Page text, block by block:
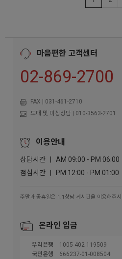
마음편한 고객센터
02-869-2700
FAX | 031-461-2710
도매 및 미싱상담 | 010-3563-2701
이용안내
상담시간 | AM 09:00 - PM 06:00
점심시간 | PM 12:00 - PM 01:00
주말과 공휴일은 1:1상담 게시판을 이용해주
온라인 입금
우리은행
1005-402-119509
국민은행
666237-01-008504